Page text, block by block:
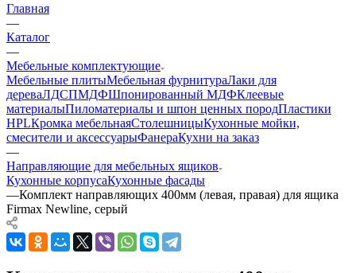
Главная
—
Каталог
—
Мебельные комплектующие
Мебельные плитыМебельная фурнитураЛаки для
дереваЛДСПМДФШпонированный МДФКлеевые
материалыПиломатериалы и шпон ценных породПластики
HPLКромка мебельнаяСтолешницыКухонные мойки,
смесители и аксессуарыФанераКухни на заказ
—
Направляющие для мебельных ящиков
Кухонные корпусаКухонные фасады
—Комплект направляющих 400мм (левая, правая) для ящика
Firmax Newline, серый